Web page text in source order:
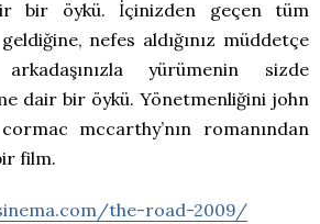
bir öykü. İçinizden geçen tüm
nefes aldığınız müddetçe
yürümenin sizde
dair bir öykü. Yönetmenliğini john
cormac mccarthy’nın romanından
film.
the-road-2009/